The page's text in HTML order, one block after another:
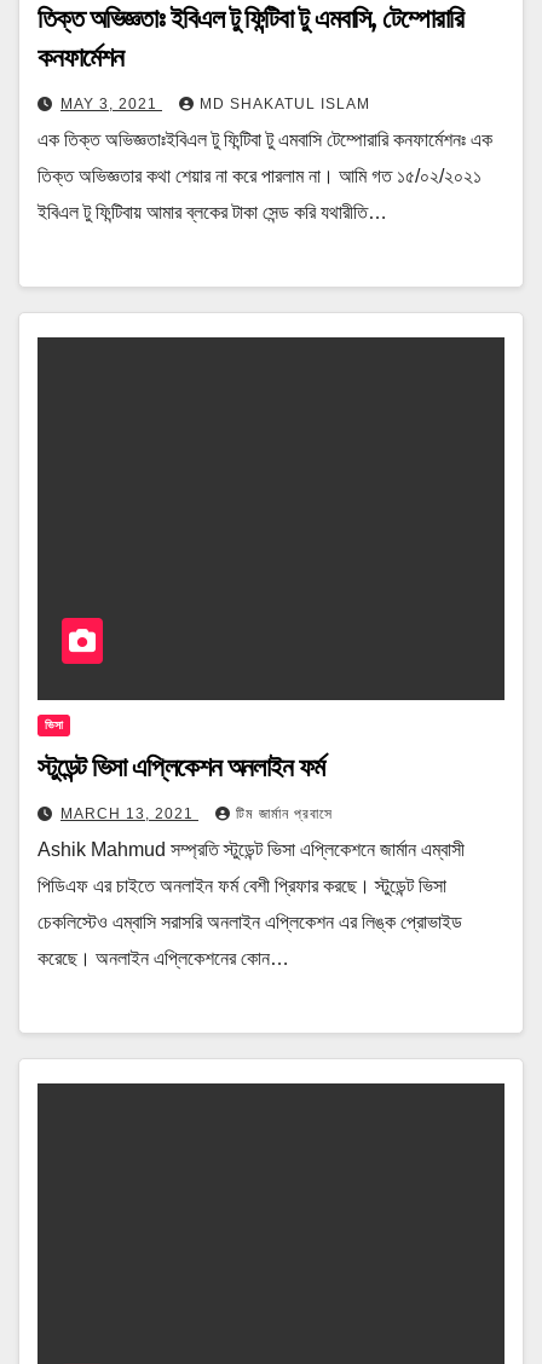
তিক্ত অভিজ্ঞতাঃ ইবিএল টু ফিন্টিবা টু এমবাসি, টেম্পোরারি
কনফার্মেশন
MAY 3, 2021 MD SHAKATUL ISLAM
এক তিক্ত অভিজ্ঞতাঃইবিএল টু ফিন্টিবা টু এমবাসি টেম্পোরারি কনফার্মেশনঃ এক
তিক্ত অভিজ্ঞতার কথা শেয়ার না করে পারলাম না। আমি গত ১৫/০২/২০২১
ইবিএল টু ফিন্টিবায় আমার ব্লকের টাকা সেন্ড করি যথারীতি…
ভিসা
স্টুডেন্ট ভিসা এপ্লিকেশন অনলাইন ফর্ম
MARCH 13, 2021 টিম জার্মান প্রবাসে
Ashik Mahmud সম্প্রতি স্টুডেন্ট ভিসা এপ্লিকেশনে জার্মান এম্বাসী
পিডিএফ এর চাইতে অনলাইন ফর্ম বেশী প্রিফার করছে। স্টুডেন্ট ভিসা
চেকলিস্টেও এম্বাসি সরাসরি অনলাইন এপ্লিকেশন এর লিঙ্ক প্রোভাইড
করেছে। অনলাইন এপ্লিকেশনের কোন…